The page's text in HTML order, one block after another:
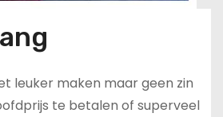
leuker maken maar geen zin
te betalen of superveel